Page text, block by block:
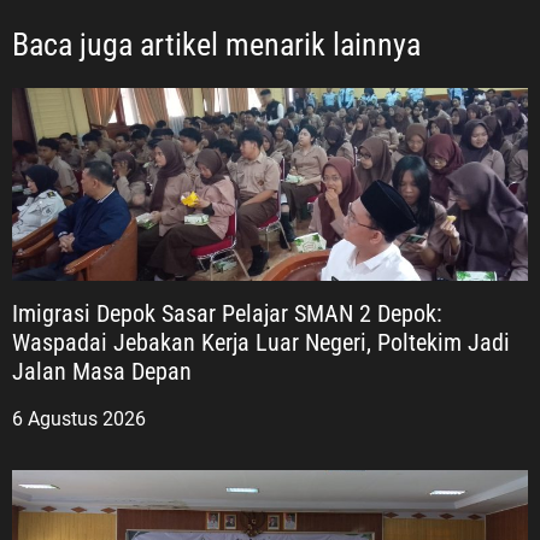
Baca juga artikel menarik lainnya
Imigrasi Depok Sasar Pelajar SMAN 2 Depok:
Waspadai Jebakan Kerja Luar Negeri, Poltekim Jadi
6 Agustus 2026